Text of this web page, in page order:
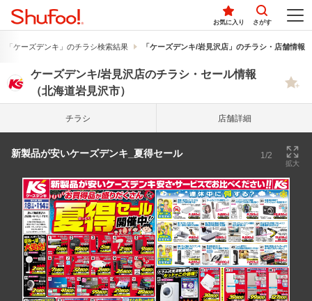
お気に入り さがす
「ケーズデンキ」のチラシ検索結果 「ケーズデンキ/岩見沢店」のチラシ・店舗情報
ケーズデンキ/岩見沢店のチラシ・セール情報
（北海道岩見沢市）
チラシ 店舗詳細
新製品が安いケーズデンキ_夏得セール 1/2
拡大